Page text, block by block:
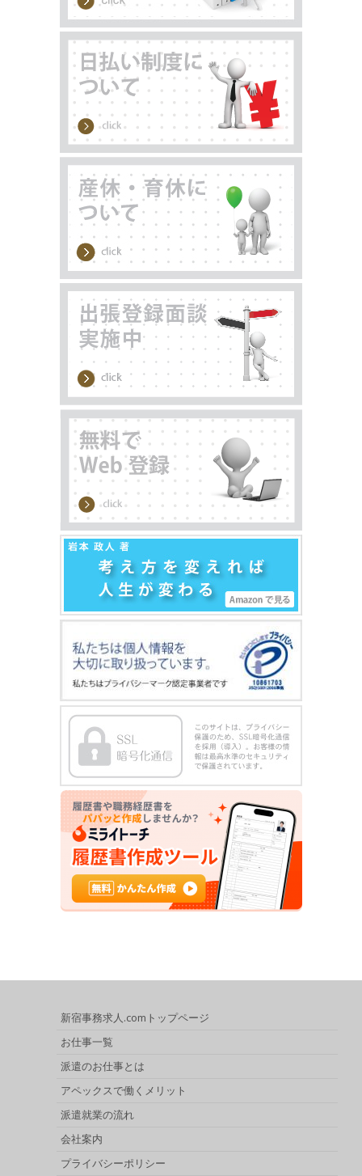
新宿事務求人.comトップページ
お仕事一覧
派遣のお仕事とは
アペックスで働くメリット
派遣就業の流れ
会社案内
プライバシーポリシー